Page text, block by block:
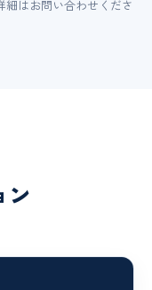
はお問い合わせくださ
ン